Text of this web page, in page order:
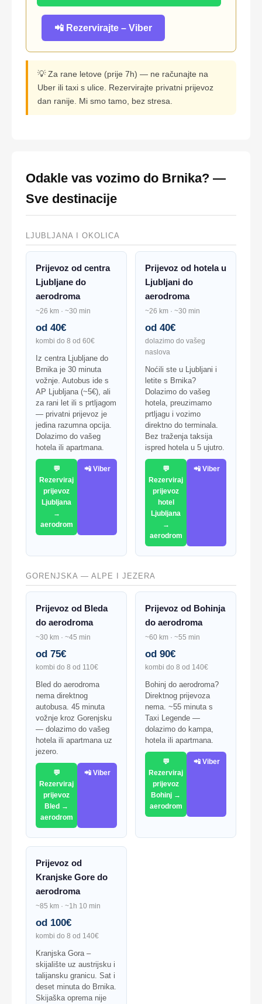
📲 Rezervirajte – Viber
💡 Za rane letove (prije 7h) — ne računajte na
Uber ili taxi s ulice. Rezervirajte privatni prijevoz
dan ranije. Mi smo tamo, bez stresa.
Odakle vas vozimo do Brnika? —
Sve destinacije
LJUBLJANA I OKOLICA
Prijevoz od centra
Ljubljane do
aerodroma
~26 km · ~30 min
od 40€
kombi do 8 od 60€
Iz centra Ljubljane do
Brnika je 30 minuta
vožnje. Autobus ide s
AP Ljubljana (~5€), ali
za rani let ili s prtljagom
— privatni prijevoz je
jedina razumna opcija.
Dolazimo do vašeg
hotela ili apartmana.
💬
Rezerviraj
prijevoz
Ljubljana
→
aerodrom
📲 Viber
Prijevoz od hotela u
Ljubljani do
aerodroma
~26 km · ~30 min
od 40€
dolazimo do vašeg
naslova
Noćili ste u Ljubljani i
letite s Brnika?
Dolazimo do vašeg
hotela, preuzimamo
prtljagu i vozimo
direktno do terminala.
Bez traženja taksija
ispred hotela u 5 ujutro.
💬
Rezerviraj
prijevoz
hotel
Ljubljana
→
aerodrom
📲 Viber
GORENJSKA — ALPE I JEZERA
Prijevoz od Bleda
do aerodroma
~30 km · ~45 min
od 75€
kombi do 8 od 110€
Bled do aerodroma
nema direktnog
autobusa. 45 minuta
vožnje kroz Gorenjsku
— dolazimo do vašeg
hotela ili apartmana uz
jezero.
💬
Rezerviraj
prijevoz
Bled →
aerodrom
📲 Viber
Prijevoz od Bohinja
do aerodroma
~60 km · ~55 min
od 90€
kombi do 8 od 140€
Bohinj do aerodroma?
Direktnog prijevoza
nema. ~55 minuta s
Taxi Legende —
dolazimo do kampa,
hotela ili apartmana.
💬
Rezerviraj
prijevoz
Bohinj →
aerodrom
📲 Viber
Prijevoz od
Kranjske Gore do
aerodroma
~85 km · ~1h 10 min
od 100€
kombi do 8 od 140€
Kranjska Gora –
skijalište uz austrijsku i
talijansku granicu. Sat i
deset minuta do Brnika.
Skijaška oprema nije